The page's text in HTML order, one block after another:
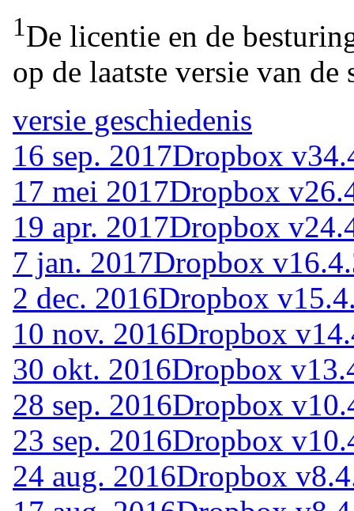
1De licentie en de
op de laatste versie van de
versie geschiedenis
16 sep. 2017Dropbox
17 mei 2017Dropbox
19 apr. 2017Dropbox
7 jan. 2017Dropbox
2 dec. 2016Dropbox
10 nov. 2016Dropbox
30 okt. 2016Dropbox
28 sep. 2016Dropbox
23 sep. 2016Dropbox
24 aug. 2016Dropbox